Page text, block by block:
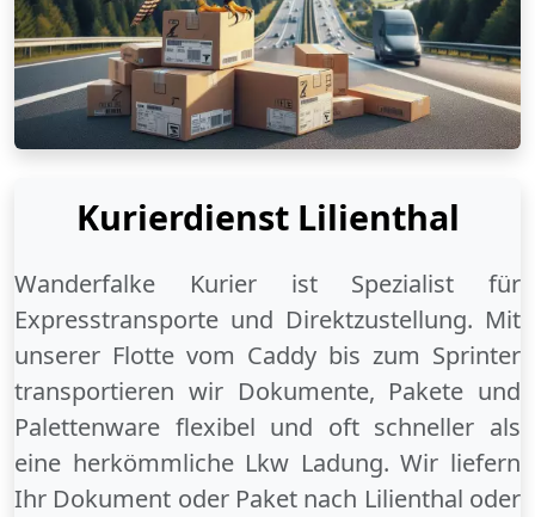
Kurierdienst Lilienthal
Wanderfalke Kurier ist Spezialist für
Expresstransporte und Direktzustellung. Mit
unserer Flotte vom Caddy bis zum Sprinter
transportieren wir Dokumente, Pakete und
Palettenware flexibel und oft schneller als
eine herkömmliche Lkw Ladung. Wir liefern
Ihr Dokument oder Paket nach Lilienthal oder